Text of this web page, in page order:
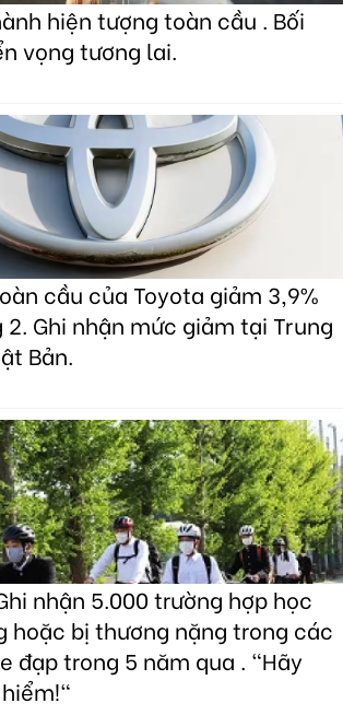
hiện tượng toàn cầu . Bối
vọng tương lai.
cầu của Toyota giảm 3,9%
Ghi nhận mức giảm tại Trung
Bản.
nhận 5.000 trường hợp học
hoặc bị thương nặng trong các
đạp trong 5 năm qua . "Hãy